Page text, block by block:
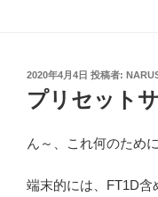
投
稿
日:
2020年4月4日 投稿者:
プリセット
ん～、これ何のため
端末的には、FT1D含